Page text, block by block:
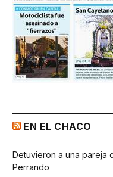
EN EL CHACO
Detuvieron a una pareja
Perrando